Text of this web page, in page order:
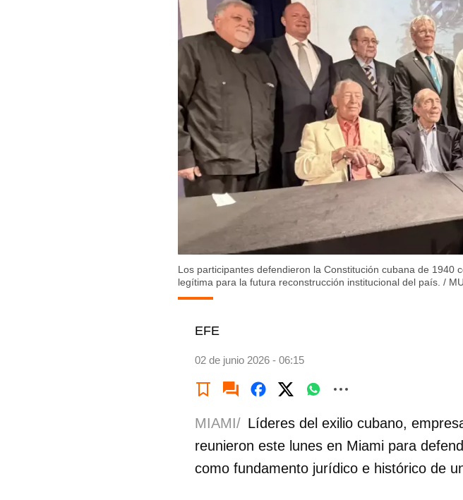
Los participantes defendieron la Constitución cubana de
legítima para la futura reconstrucción institucional del país. /
EFE
02 de junio 2026 - 06:15
MIAMI/ Líderes del exilio cubano,
reunieron este lunes en Miami para
como fundamento jurídico e histórico de